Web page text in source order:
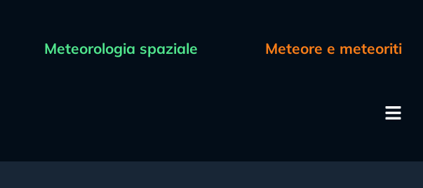
Meteorologia spaziale Meteore e meteoriti